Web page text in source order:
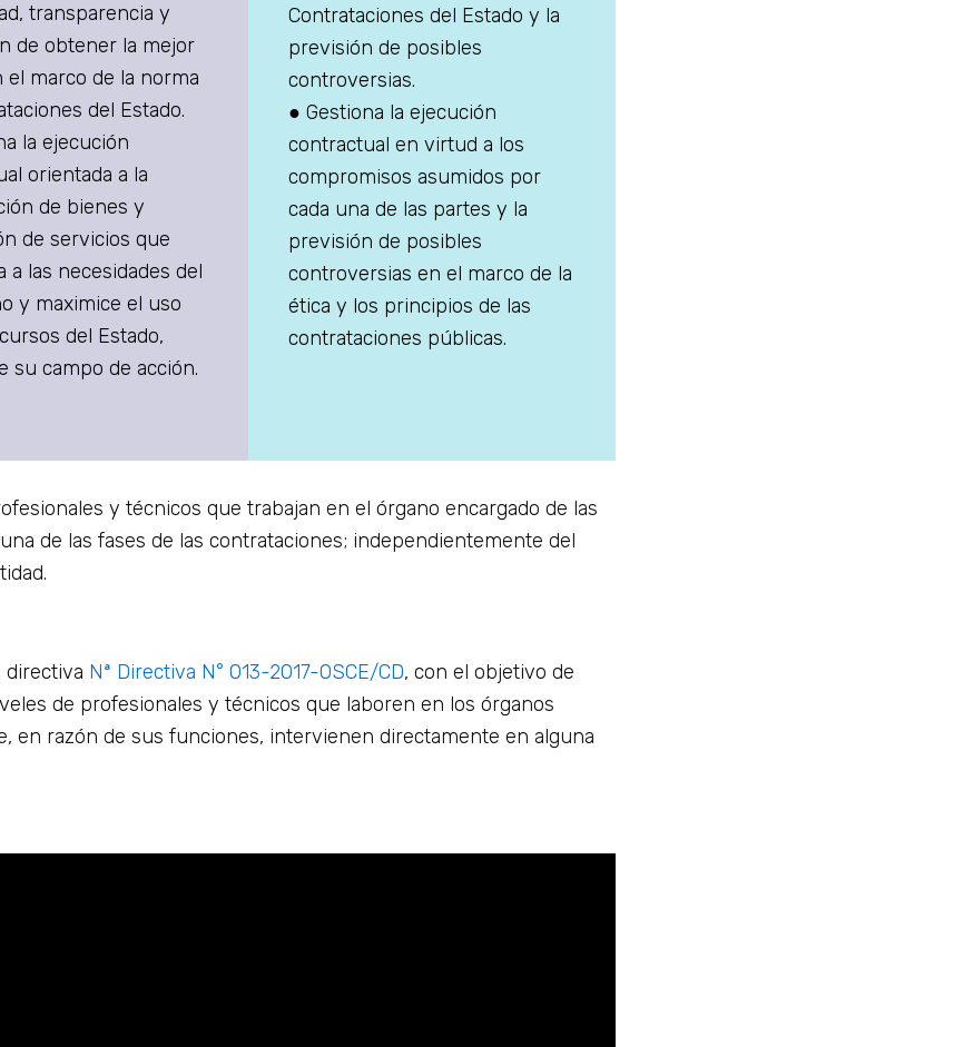
transparencia y
de obtener la mejor
el marco de la norma
del Estado.
la ejecución
orientada a la
de bienes y
de servicios que
a las necesidades del
y maximice el uso
del Estado,
su campo de acción.
Contrataciones del Estado y la
previsión de posibles
controversias.
● Gestiona la ejecución
contractual en virtud a los
compromisos asumidos por
cada una de las partes y la
previsión de posibles
controversias en el marco de la
ética y los principios de las
contrataciones públicas.
y técnicos que trabajan en el órgano encargado de las
de las fases de las contrataciones; independientemente del
directiva Nª Directiva N° 013-2017-OSCE/CD, con el objetivo de
de profesionales y técnicos que laboren en los órganos
en razón de sus funciones, intervienen directamente en alguna